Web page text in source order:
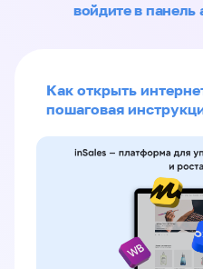
войдите в панель
Как открыть
пошаговая